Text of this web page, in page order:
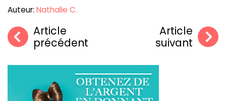
Auteur: Nathalie C.
Article
précédent
Article
suivant